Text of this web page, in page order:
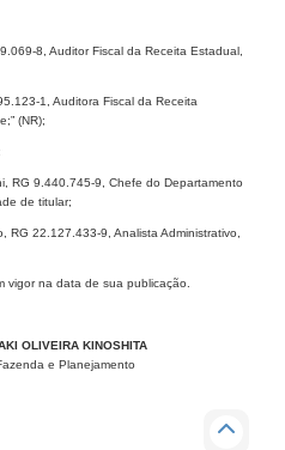
8, Auditor Fiscal da Receita Estadual,
1, Auditora Fiscal da Receita
(NR);
RG 9.440.745-9, Chefe do Departamento
de titular;
RG 22.127.433-9, Analista Administrativo,
vigor na data de sua publicação.
OLIVEIRA KINOSHITA
e Planejamento